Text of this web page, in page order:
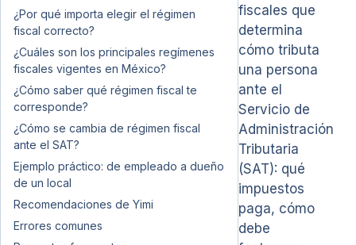
¿Por qué importa elegir el régimen
fiscal correcto?
¿Cuáles son los principales regímenes
fiscales vigentes en México?
¿Cómo saber qué régimen fiscal te
corresponde?
¿Cómo se cambia de régimen fiscal
ante el SAT?
Ejemplo práctico: de empleado a dueño
de un local
Recomendaciones de Yimi
Errores comunes
fiscales que
determina
cómo tributa
una persona
ante el
Servicio de
Administración
Tributaria
(SAT): qué
impuestos
paga, cómo
debe